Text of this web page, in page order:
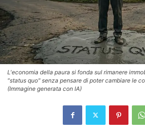
L'economia della paura si fonda sul rimanere
"status quo" senza pensare di poter cambiare le
(Immagine generata con IA)